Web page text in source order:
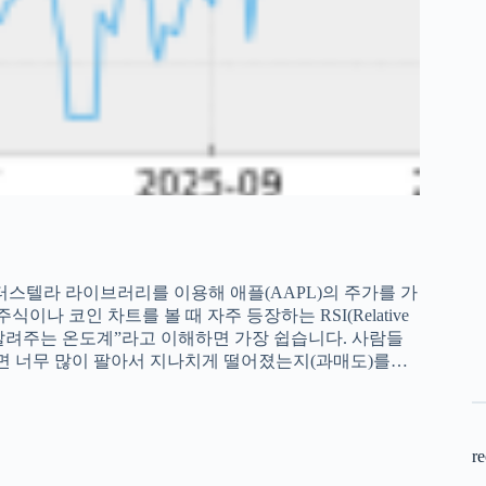
텔라 라이브러리를 이용해 애플(AAPL)의 주가를 가
이나 코인 차트를 볼 때 자주 등장하는 RSI(Relative
주는 온도계”라고 이해하면 가장 쉽습니다. 사람들
너무 많이 팔아서 지나치게 떨어졌는지(과매도)를…